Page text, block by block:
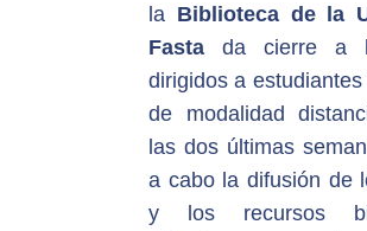
la Biblioteca de la
Fasta da cierre a
dirigidos a
de modalidad
las dos últimas
a cabo la difusión de
y los recursos